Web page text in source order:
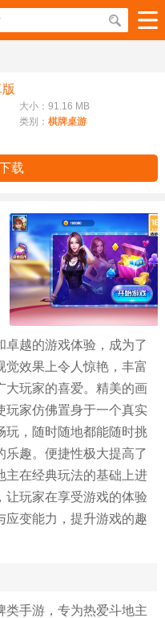
大小：91.16 MB
类别： 棋牌桌游
载
卓越的游戏体验，成为了
觉效果上令人惊艳，丰富
大玩家的喜爱。精美的画
玩家仿佛置身于一个真实
玩，随时随地都能随时挑
乐趣。便捷性极大提高了
主在经典玩法的基础上进
让玩家在享受游戏的体验
应变能力，提升游戏的趣
类手游，专为热爱斗地主